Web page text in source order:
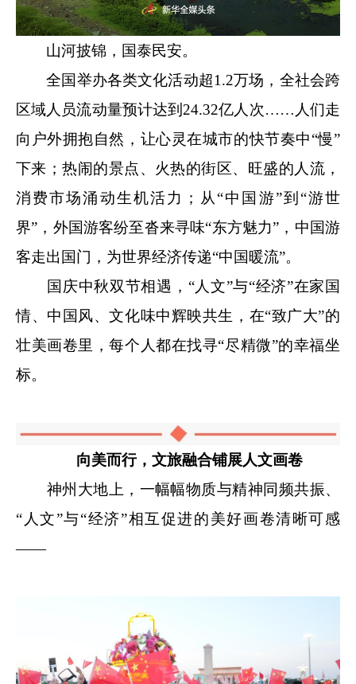
山河披锦，国泰民安。
全国举办各类文化活动超1.2万场，全社会跨
区域人员流动量预计达到24.32亿人次……人们走
向户外拥抱自然，让心灵在城市的快节奏中“慢”
下来；热闹的景点、火热的街区、旺盛的人流，
消费市场涌动生机活力；从“中国游”到“游世
界”，外国游客纷至沓来寻味“东方魅力”，中国游
客走出国门，为世界经济传递“中国暖流”。
国庆中秋双节相遇，“人文”与“经济”在家国
情、中国风、文化味中辉映共生，在“致广大”的
壮美画卷里，每个人都在找寻“尽精微”的幸福坐
标。
向美而行，文旅融合铺展人文画卷
神州大地上，一幅幅物质与精神同频共振、
“人文”与“经济”相互促进的美好画卷清晰可感
——